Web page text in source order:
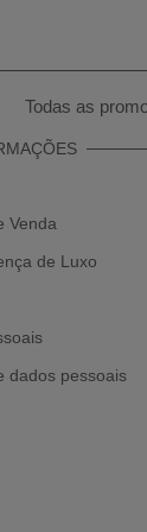
Todas as
Venda
de Luxo
dados pessoais